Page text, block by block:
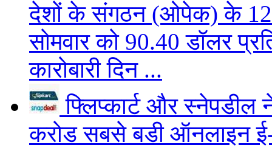
देशों के संगठन (ओपेक) के 12
सोमवार को 90.40 डॉलर
कारोबारी दिन ...
फ्लिप्कार्ट और स्नेपडील
करोड सबसे बडी ऑनलाइन